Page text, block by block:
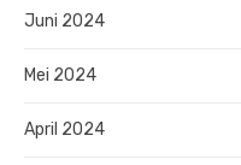
Juni 2024
Mei 2024
April 2024